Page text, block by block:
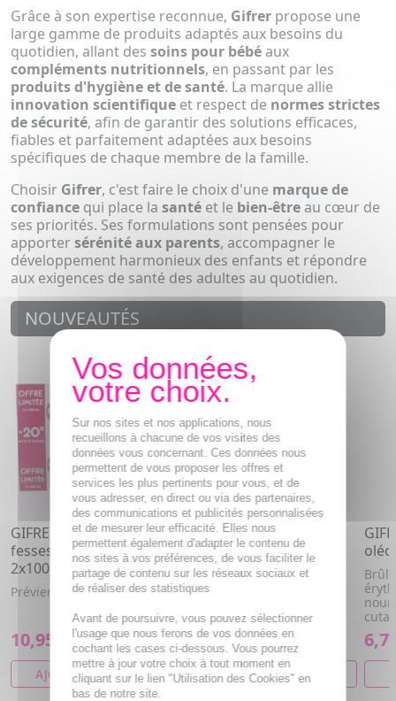
Grâce à son expertise reconnue, Gifrer propose une
large gamme de produits adaptés aux besoins du
quotidien, allant des soins pour bébé aux
compléments nutritionnels, en passant par les
produits d'hygiène et de santé. La marque allie
innovation scientifique et respect de normes strictes
de sécurité, afin de garantir des solutions efficaces,
fiables et parfaitement adaptées aux besoins
spécifiques de chaque membre de la famille.
Choisir Gifrer, c'est faire le choix d'une marque de
confiance qui place la santé et le bien-êtreau cœur de
ses priorités. Ses formulations sont pensées pour
apportersérénité aux parents, accompagner le
développement harmonieux des enfants et répondre
aux exigences de santé des adultes au quotidien.
NOUVEAUTÉS
GIFRER SOS crème
fesses rouges lot
2x100ml
Prévient, soulage, répare
10,95€
AJOUTER AU PANIER
GIFRER Bébé - Talc de
venise poudreuse de
100g
Talc de Venise pur extra-
4,43€
AJOUTER AU PANIER
Sur nos sites et nos applications, nous
recueillons à chacune de vos visites des
données vous concernant. Ces données nous
permettent de vous proposer les offres et
services les plus pertinents pour vous, et de
vous adresser, en direct ou via des partenaires,
des communications et publicités personnalisées
et de mesurer leur efficacité. Elles nous
permettent également d'adapter le contenu de
nos sites à vos préférences, de vous faciliter le
partage de contenu sur les réseaux sociaux et
de réaliser des statistiques
Avant de poursuivre, vous pouvez sélectionner
l'usage que nous ferons de vos données en
cochant les cases ci-dessous. Vous pourrez
mettre à jour votre choix à tout moment en
cliquant sur le lien "Utilisation des Cookies" en
bas de notre site.